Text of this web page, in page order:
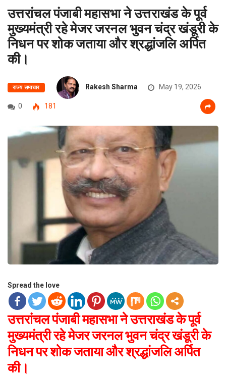
उत्तरांचल पंजाबी महासभा ने उत्तराखंड के पूर्व
मुख्यमंत्री रहे मेजर जरनल भुवन चंद्र खंडूरी के
निधन पर शोक जताया और श्रद्धांजलि अर्पित
की।
राज्य समाचार Rakesh Sharma May 19, 2026
0 181
Spread the love
उत्तरांचल पंजाबी महासभा ने उत्तराखंड के पूर्व
मुख्यमंत्री रहे मेजर जरनल भुवन चंद्र खंडूरी के
निधन पर शोक जताया और श्रद्धांजलि अर्पित
की।